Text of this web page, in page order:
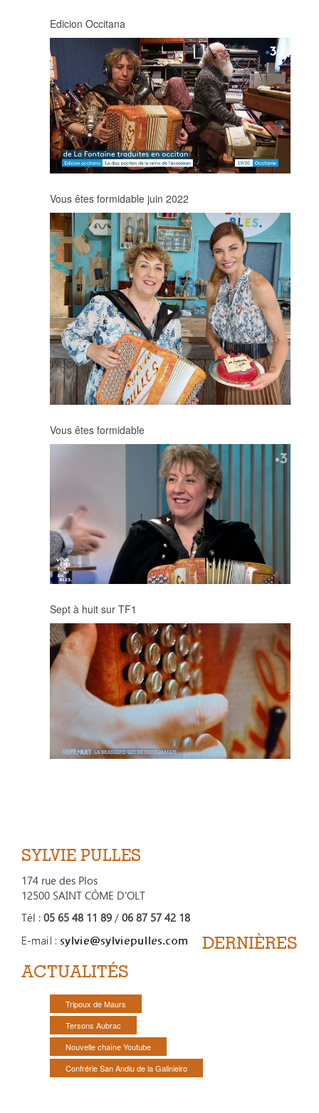
Edicion Occitana
Vous êtes formidable juin 2022
Vous êtes formidable
Sept à huit sur TF1
SYLVIE PULLES
174 rue des Plos
12500 SAINT CÔME D'OLT
Tél : 05 65 48 11 89 / 06 87 57 42 18
DERNIÈRES
ACTUALITÉS
Tripoux de Maurs
Tersons Aubrac
Nouvelle chaîne Youtube
Confrérie San Andiu de la Galinieiro